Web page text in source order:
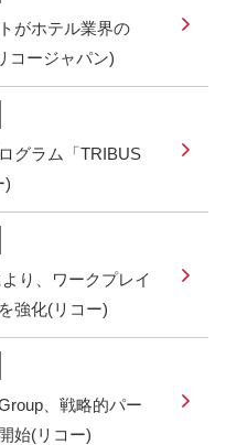
がホテル業界の
コージャパン)
グラム「TRIBUS
)
り、ワークプレイ
強化(リコー)
、戦略的パー
始(リコー)